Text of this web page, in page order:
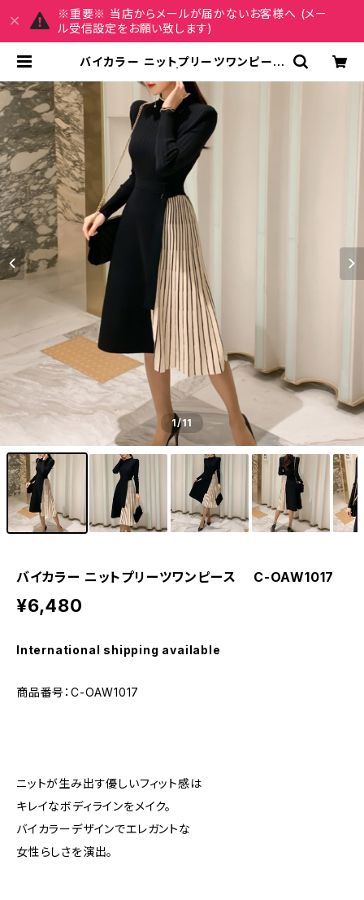
※重要※ 当店からメールが届かないお客様へ (メー
ル受信設定をお願い致します)
バイカラー ニットプリーツワンピース
20代,30代,40代 レディースファッ
ション 通販
1/11
バイカラー ニットプリーツワンピース C-OAW1017
¥6,480
International shipping available
商品番号：C-OAW1017
ニットが生み出す優しいフィット感は
キレイなボディラインをメイク。
バイカラーデザインでエレガントな
女性らしさを演出。